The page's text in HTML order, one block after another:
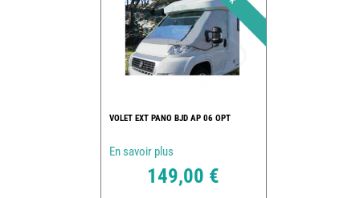
VOLET EXT PANO BJD AP 06 OPT
En savoir plus
149,00 €